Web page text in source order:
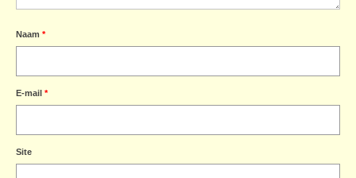
Naam *
E-mail *
Site